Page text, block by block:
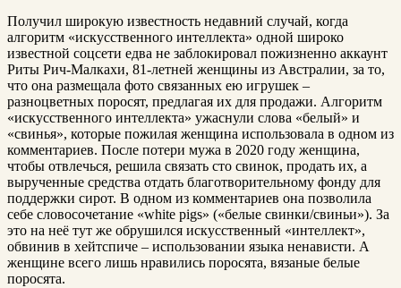
Получил широкую известность недавний случай, когда
алгоритм «искусственного интеллекта» одной широко
известной соцсети едва не заблокировал пожизненно аккаунт
Риты Рич-Малкахи, 81-летней женщины из Австралии, за то,
что она размещала фото связанных ею игрушек –
разноцветных поросят, предлагая их для продажи. Алгоритм
«искусственного интеллекта» ужаснули слова «белый» и
«свинья», которые пожилая женщина использовала в одном из
комментариев. После потери мужа в 2020 году женщина,
чтобы отвлечься, решила связать сто свинок, продать их, а
вырученные средства отдать благотворительному фонду для
поддержки сирот. В одном из комментариев она позволила
себе словосочетание «white pigs» («белые свинки/свиньи»). За
это на неё тут же обрушился искусственный «интеллект»,
обвинив в xeйтcпиче – использовании языка нeнaвиcти. А
женщине всего лишь нравились поросята, вязаные белые
поросята.